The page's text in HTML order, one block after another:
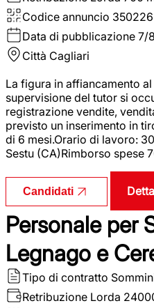
Codice annuncio 350226
Data di pubblicazione 7/
Città Cagliari
La figura in affiancamento
supervisione del tutor si
registrazione vendite,
previsto un inserimento in
di 6 mesi.Orario di lavoro:
Sestu (CA)Rimborso spese
Candidati
Personale per
Legnago e
Tipo di contratto
Retribuzione Lorda